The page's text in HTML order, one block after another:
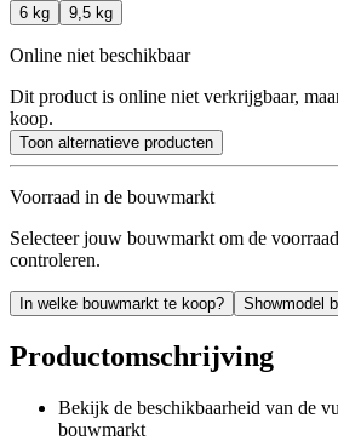
6 kg 9,5 kg
Online niet beschikbaar
Dit product is online niet verkrijgbaar,
koop.
Toon alternatieve producten
Voorraad in de bouwmarkt
Selecteer jouw bouwmarkt om de
controleren.
In welke bouwmarkt te koop? Showmodel
Productomschrijving
Bekijk de beschikbaarheid van de
bouwmarkt